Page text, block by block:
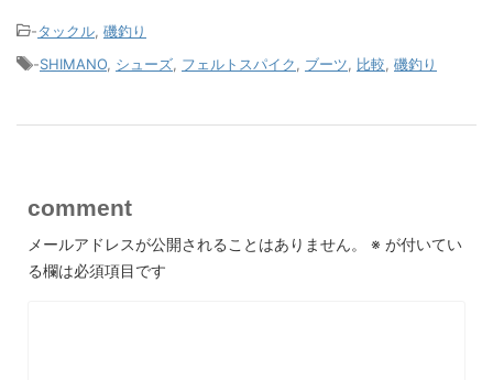
-タックル 磯釣り
-SHIMANO シューズ フェルトスパイク ブーツ 比較 磯釣り
comment
メールアドレスが公開されることはありません。 ※ が付いてい
る欄は必須項目です